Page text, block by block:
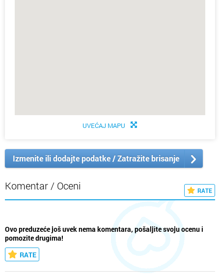
UVEĆAJ MAPU
Izmenite ili dodajte podatke / Zatražite brisanje
Komentar / Oceni RATE
Ovo preduzeće još uvek nema komentara, pošaljite svoju ocenu i
pomozite drugima!
RATE